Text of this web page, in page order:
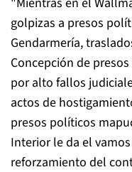
golpizas a presos
Gendarmería,
Concepción de
por alto fallos
actos de
presos políticos
Interior le da el
reforzamiento del